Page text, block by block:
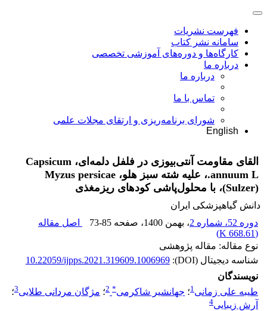
فهرست نشریات
سامانه نشر کتاب
کارگاه‌ها و دوره‌های آموزشی تخصصی
درباره ما
درباره ما
تماس با ما
شورای برنامه‌ریزی و ارتقای مجلات علمی
English
القای مقاومت آنتی‌بیوزی در فلفل دلمه‌ای، Capsicum
annuum L.، علیه شته سبز هلو، Myzus persicae
(Sulzer)، با محلول‌پاشی کودهای ریزمغذی
دانش گیاهپزشکی ایران
دوره 52، شماره 2
، بهمن 1400 ، صفحه 73-85
اصل مقاله
(
668.61 K
)
نوع مقاله: مقاله پژوهشی
شناسه دیجیتال (DOI):
10.22059/ijpps.2021.319609.1006969
نویسندگان
طیبه علی زمانی1؛ جهانشیر شاکرمی*
2؛ مژگان مردانی طلایی3؛
آرش زیبایی4